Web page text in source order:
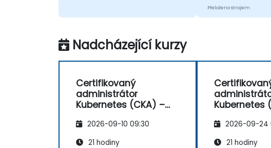
Přeloženo strojem
Nadcházející kurzy
Certifikovaný
administrátor
Kubernetes (CKA) –
2026-09-10 09:30
21 hodiny
Kubernetes
2026-09-24
21 hodiny